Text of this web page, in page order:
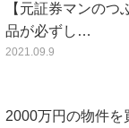
【元証券マンの
品が必ずし…
2021.09.9
2000万円の物件を